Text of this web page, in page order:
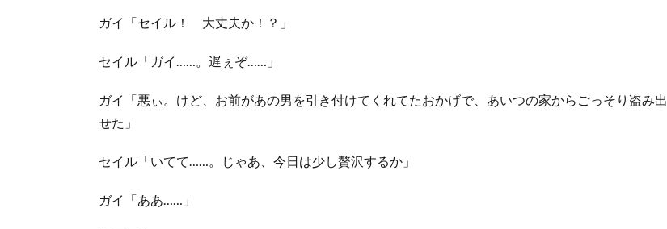
ガイ「セイル！ 大丈夫か！？」
セイル「ガイ……。遅ぇぞ……」
ガイ「悪ぃ。けど、お前があの男を引き付けてくれてたおかげで、あいつの家からごっそり盗み出
せた」
セイル「いてて……。じゃあ、今日は少し贅沢するか」
ガイ「ああ……」